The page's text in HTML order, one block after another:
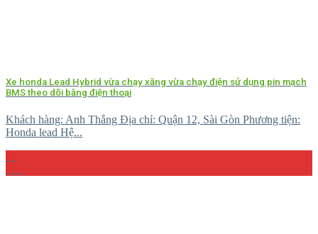
Xe honda Lead Hybrid vừa chạy xăng vừa chạy điện sử dụng pin mạch
BMS theo dõi bằng điện thoại
Khách hàng: Anh Thắng Địa chỉ: Quận 12, Sài Gòn Phương tiện:
Honda lead Hệ...